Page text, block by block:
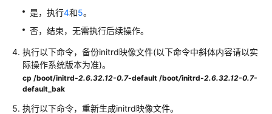
高
常
见
问
是，执行4和5。
否，结束，无需执行后续操作。
执行以下命令，备份initrd映像文件(以下命令中斜体内容请以实
际操作系统版本为准)。
cp /boot/initrd-2.6.32.12-0.7-default /boot/initrd-2.6.32.12-0.7-
default_bak
执行以下命令，重新生成initrd映像文件。